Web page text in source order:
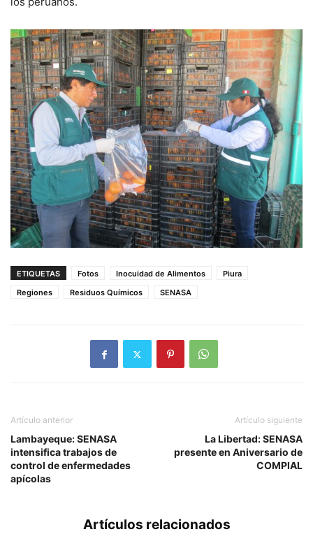
ETIQUETAS Fotos Inocuidad de Alimentos
Piura
Regiones
Residuos Químicos SENASA
Artículo anterior
Lambayeque: SENASA
intensifica trabajos de
control de enfermedades
apícolas
Artículo siguiente
La Libertad: SENASA
presente en Aniversario de
COMPIAL
Artículos relacionados